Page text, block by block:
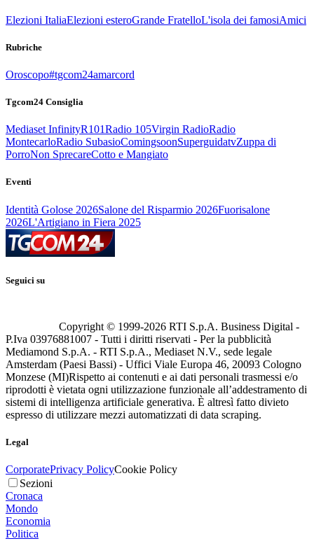
Elezioni ItaliaElezioni esteroGrande FratelloL'isola dei famosiAmici
Rubriche
Oroscopo#tgcom24amarcord
Tgcom24 Consiglia
Mediaset InfinityR101Radio 105Virgin RadioRadio
MontecarloRadio SubasioComingsoonSuperguidatvZuppa di
PorroNon SprecareCotto e Mangiato
Eventi
Identità Golose 2026Salone del Risparmio 2026Fuorisalone
2026L'Artigiano in Fiera 2025
Seguici su
Copyright © 1999-2026 RTI S.p.A. Business Digital -
P.Iva 03976881007 - Tutti i diritti riservati - Per la pubblicità
Mediamond S.p.A. - RTI S.p.A., Mediaset N.V., sede legale
Amsterdam (Paesi Bassi) - Uffici Viale Europa 46, 20093 Cologno
Monzese (MI)Rispetto ai contenuti e ai dati personali trasmessi e/o
riprodotti è vietata ogni utilizzazione funzionale all’addestramento di
sistemi di intelligenza artificiale generativa. È altresì fatto divieto
espresso di utilizzare mezzi automatizzati di data scraping.
Legal
CorporatePrivacy PolicyCookie Policy
Sezioni
Cronaca
Mondo
Economia
Politica